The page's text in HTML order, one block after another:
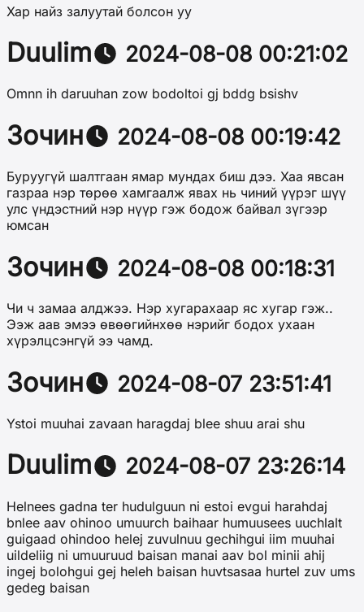
Хар найз залуутай болсон уу
Duulim 2024-08-08 00:21:02
Omnn ih daruuhan zow bodoltoi gj bddg bsishv
Зочин 2024-08-08 00:19:42
Буруугүй шалтгаан ямар мундах биш дээ. Хаа явсан
газраа нэр төрөө хамгаалж явах нь чиний үүрэг шүү
улс үндэстний нэр нүүр гэж бодож байвал зүгээр
юмсан
Зочин 2024-08-08 00:18:31
Чи ч замаа алджээ. Нэр хугарахаар яс хугар гэж..
Ээж аав эмээ өвөөгийнхөө нэрийг бодох ухаан
хүрэлцсэнгүй ээ чамд.
Зочин 2024-08-07 23:51:41
Ystoi muuhai zavaan haragdaj blee shuu arai shu
Duulim 2024-08-07 23:26:14
Helnees gadna ter hudulguun ni estoi evgui harahdaj
bnlee aav ohinoo umuurch baihaar humuusees uuchlalt
guigaad ohindoo helej zuvulnuu gechihgui iim muuhai
uildeliig ni umuuruud baisan manai aav bol minii ahij
ingej bolohgui gej heleh baisan huvtsasaa hurtel zuv ums
gedeg baisan